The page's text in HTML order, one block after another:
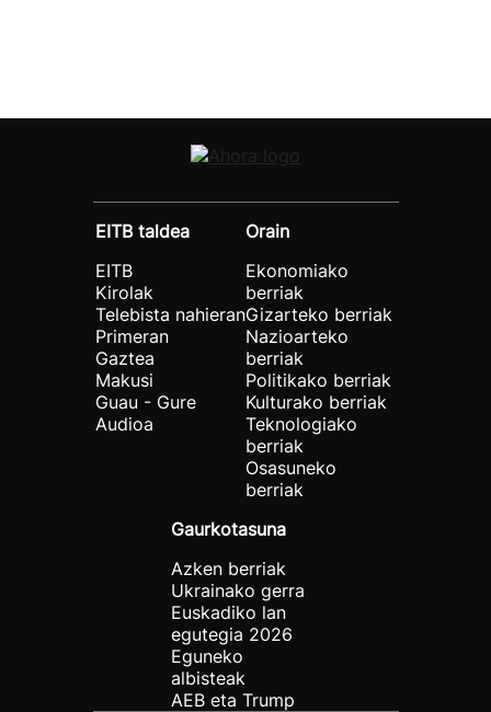
EITB taldea
EITB
Kirolak
Telebista nahieran
Primeran
Gaztea
Makusi
Guau - Gure
Audioa
Orain
Ekonomiako
berriak
Gizarteko berriak
Nazioarteko
berriak
Politikako berriak
Kulturako berriak
Teknologiako
berriak
Osasuneko
berriak
Gaurkotasuna
Azken berriak
Ukrainako gerra
Euskadiko lan
egutegia 2026
Eguneko
albisteak
AEB eta Trump